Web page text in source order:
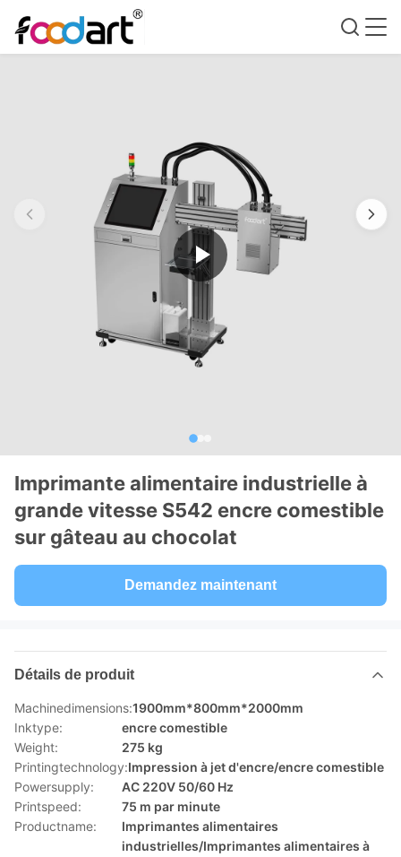
Imprimante alimentaire industrielle à
grande vitesse S542 encre comestible
sur gâteau au chocolat
Demandez maintenant
Détails de produit
Machinedimensions:1900mm*800mm*2000mm
Inktype:
encre comestible
Weight:
275 kg
Printingtechnology:Impression à jet d'encre/encre comestible
Powersupply:
AC 220V 50/60 Hz
Printspeed:
75 m par minute
Productname:
Imprimantes alimentaires
industrielles/Imprimantes alimentaires à